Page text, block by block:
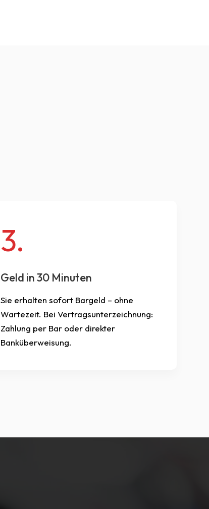
3.
Geld in 30 Minuten
Sie erhalten sofort Bargeld – ohne
Wartezeit. Bei Vertragsunterzeichnung:
Zahlung per Bar oder direkter
Banküberweisung.